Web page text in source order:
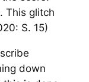
This glitch
S. 15)
down